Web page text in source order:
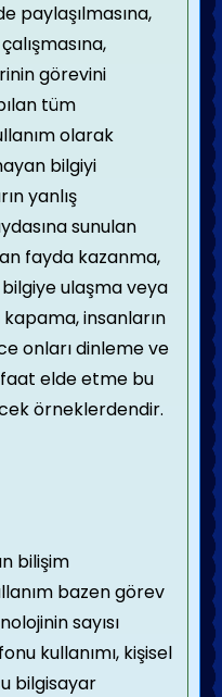
paylaşılmasına,
görevini
tüm
olarak
bilgiyi
yanlış
sunulan
fayda kazanma,
ulaşma veya
kapama, insanların
onları dinleme ve
elde etme bu
örneklerdendir.
bilişim
bazen görev
sayısı
kullanımı, kişisel
bilgisayar